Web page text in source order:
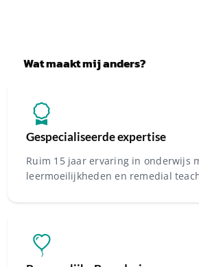
Wat maakt mij anders?
Gespecialiseerde expertise
Ruim 15 jaar ervaring in onderwijs
leermoeilijkheden en remedial